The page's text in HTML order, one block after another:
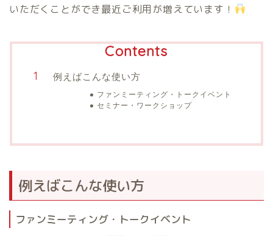
いただくことができ最近ご利用が増えています！
Contents
例えばこんな使い方
ファンミーティング・トークイベント
セミナー・ワークショップ
例えばこんな使い方
ファンミーティング・トークイベント